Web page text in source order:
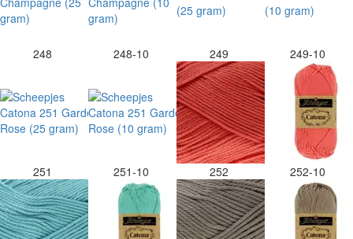
248 248-10 249 249-10
251 251-10 252 252-10